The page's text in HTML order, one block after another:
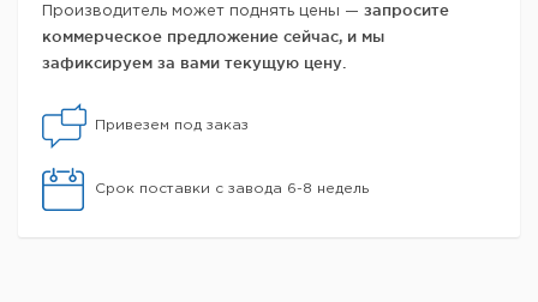
Производитель может поднять цены — запросите
коммерческое предложение сейчас, и мы
зафиксируем за вами текущую цену.
Привезем под заказ
Срок поставки с завода 6-8 недель